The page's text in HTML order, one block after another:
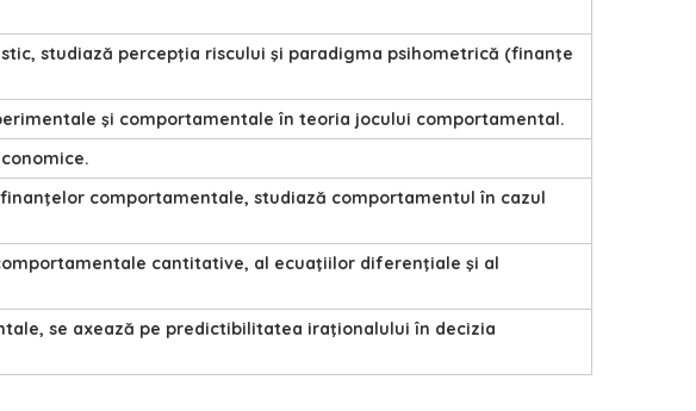
studiază percepţia riscului şi paradigma psihometrică (finanţe
şi comportamentale în teoria jocului comportamental.
comportamentale, studiază comportamentul în cazul
cantitative, al ecuaţiilor diferenţiale şi al
se axează pe predictibilitatea iraţionalului în decizia